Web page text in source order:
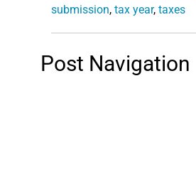
submission, tax year, taxes
Post Navigation